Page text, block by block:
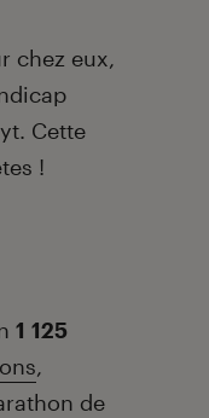
chez eux,
Cette
!
1 125
,
de